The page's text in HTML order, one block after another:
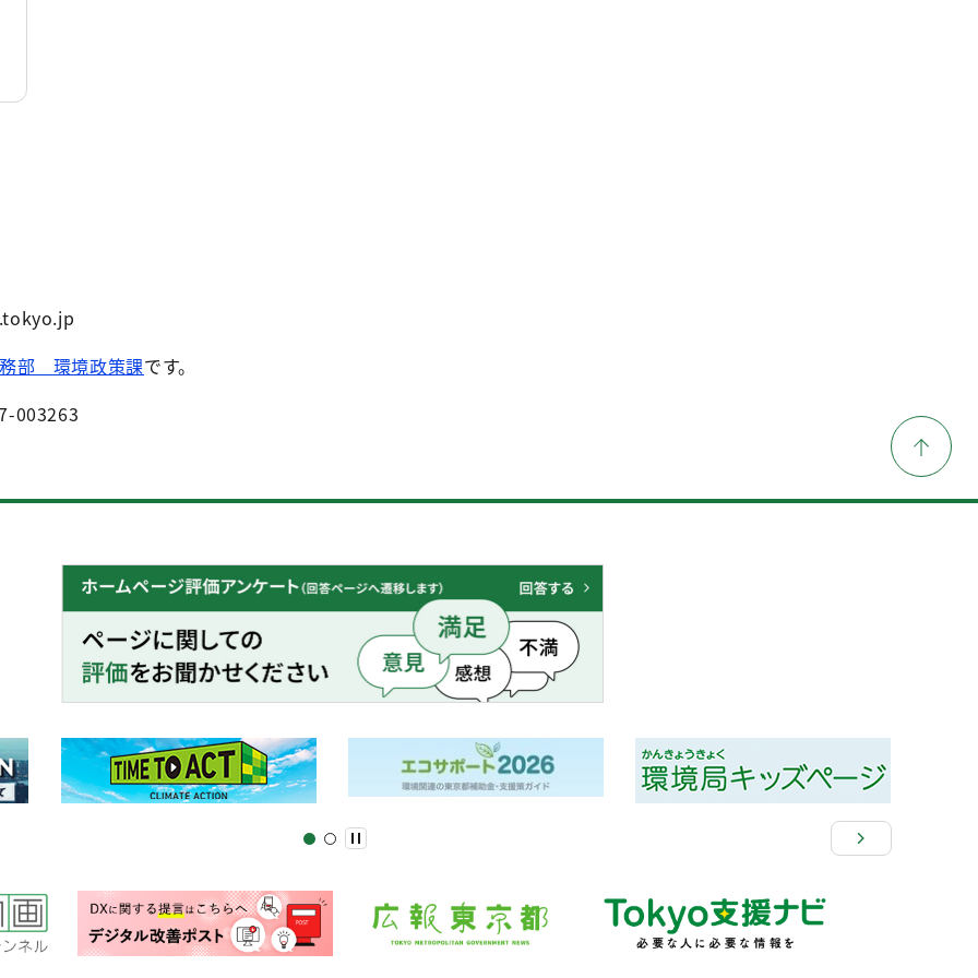
部 環境政策課です。
003263